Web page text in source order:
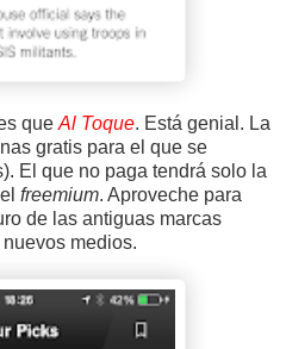
que Al Toque. Está genial. La
gratis para el que se
El que no paga tendrá solo la
freemium. Aproveche para
de las antiguas marcas
medios.